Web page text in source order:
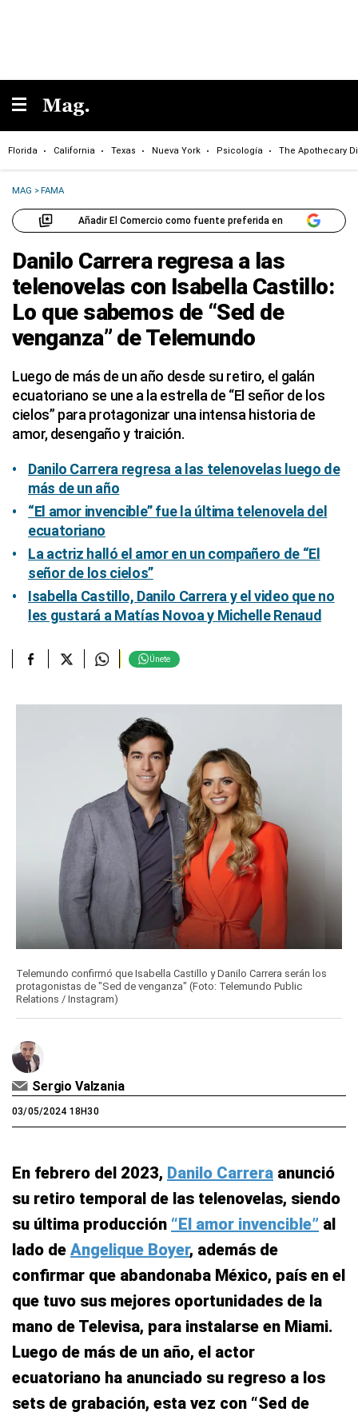
Florida California Texas Nueva York Psicología The Apothecary
MAG >FAMA
Añadir El Comercio como fuente preferida en
Danilo Carrera regresa a las
telenovelas con Isabella Castillo:
Lo que sabemos de “Sed de
venganza” de Telemundo
Luego de más de un año desde su retiro, el galán
ecuatoriano se une a la estrella de “El señor de los
cielos” para protagonizar una intensa historia de
amor, desengaño y traición.
Danilo Carrera regresa a las telenovelas luego de
más de un año
“El amor invencible” fue la última telenovela del
ecuatoriano
La actriz halló el amor en un compañero de “El
señor de los cielos”
Isabella Castillo, Danilo Carrera y el video que no
les gustará a Matías Novoa y Michelle Renaud
Únete
Telemundo confirmó que Isabella Castillo y Danilo Carrera serán los
protagonistas de "Sed de venganza" (Foto: Telemundo Public
Relations / Instagram)
Sergio Valzania
03/05/2024 18H30
En febrero del 2023, Danilo Carrera anunció
su retiro temporal de las telenovelas, siendo
su última producción “El amor invencible” al
lado de Angelique Boyer, además de
confirmar que abandonaba México, país en el
que tuvo sus mejores oportunidades de la
mano de Televisa, para instalarse en Miami.
Luego de más de un año, el actor
ecuatoriano ha anunciado su regreso a los
sets de grabación, esta vez con “Sed de